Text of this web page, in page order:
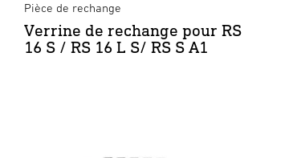
Pièce de rechange
Verrine de rechange pour RS
16 S / RS 16 L S/ RS S A1